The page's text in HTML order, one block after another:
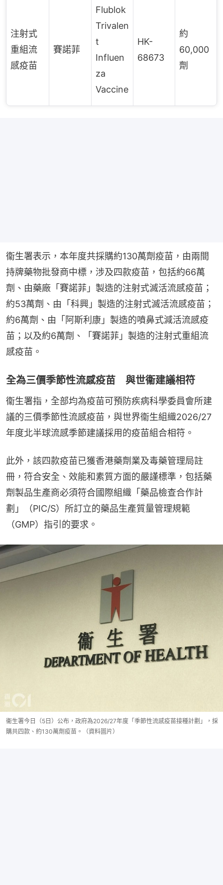
注射式
重組流
感疫苗
賽諾菲
Flublok
Trivalen
t
Influen
za
Vaccine
HK-
68673
約
60,000
劑
衞生署表示，本年度共採購約130萬劑疫苗，由兩間
持牌藥物批發商中標，涉及四款疫苗，包括約66萬
劑、由藥廠「賽諾菲」製造的注射式滅活流感疫苗；
約53萬劑、由「科興」製造的注射式滅活流感疫苗；
約6萬劑、由「阿斯利康」製造的噴鼻式減活流感疫
苗；以及約6萬劑、「賽諾菲」製造的注射式重組流
感疫苗。
全為三價季節性流感疫苗 與世衞建議相符
衞生署指，全部均為疫苗可預防疾病科學委員會所建
議的三價季節性流感疫苗，與世界衞生組織2026/27
年度北半球流感季節建議採用的疫苗組合相符。
此外，該四款疫苗已獲香港藥劑業及毒藥管理局註
冊，符合安全、效能和素質方面的嚴謹標準，包括藥
劑製品生產商必須符合國際組織「藥品檢查合作計
劃」（PIC/S）所訂立的藥品生產質量管理規範
（GMP）指引的要求。
衞生署今日（5日）公布，政府為2026/27年度「季節性流感疫苗接種計劃」，採
購共四款、約130萬劑疫苗。（資料圖片）